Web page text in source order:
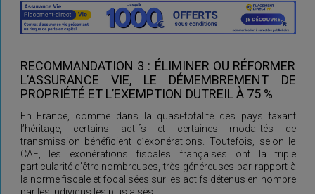
RECOMMANDATION 3 : ÉLIMINER OU RÉFORMER
L’ASSURANCE VIE, LE DÉMEMBREMENT DE
PROPRIÉTÉ ET L’EXEMPTION DUTREIL À 75 %
En France, comme dans la quasi-totalité des pays taxant
l’héritage, certains actifs et certaines modalités de
transmission bénéficient d’exonérations. Toutefois, selon le
CAE, les exonérations fiscales françaises ont la triple
particularité d’être nombreuses, très généreuses par rapport à
la norme fiscale et focalisées sur les actifs détenus en nombre